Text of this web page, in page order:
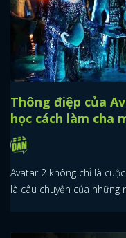
Thông điệp của
học cách làm cha
Avatar 2 không chỉ là
là câu chuyện của những